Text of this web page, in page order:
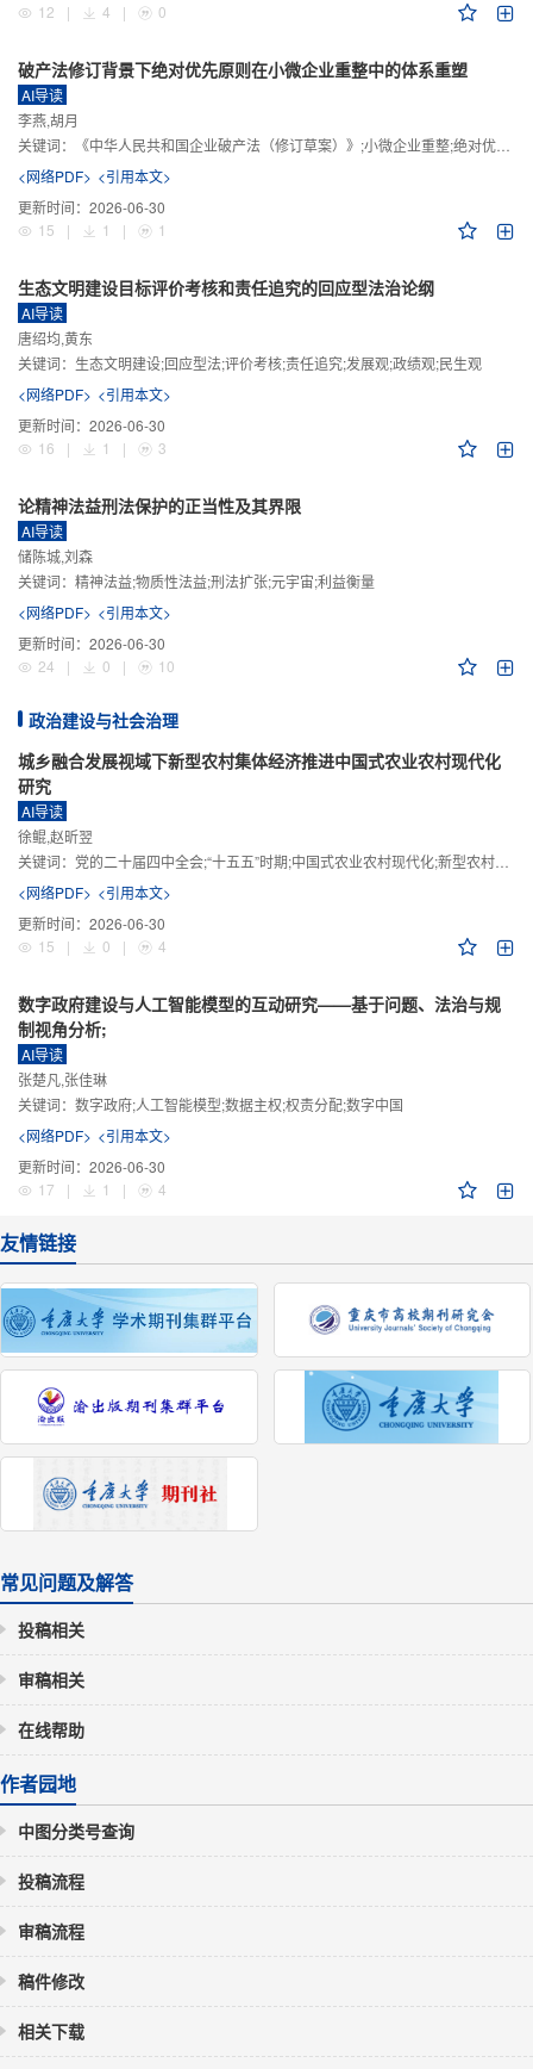
12
| 4 | 0
破产法修订背景下绝对优先原则在小微企业重整中的体系重塑
AI导读
李燕,胡月
关键词：
《中华人民共和国企业破产法（修订草案）》;小微企业重整;绝对优先原则;股东权益保留;预期可支配收入标准
<网络PDF> <引用本文>
更新时间： 2026-06-30
15
| 1 | 1
生态文明建设目标评价考核和责任追究的回应型法治论纲
AI导读
唐绍均,黄东
关键词： 生态文明建设;回应型法;评价考核;责任追究;发展观;政绩观;民生观
<网络PDF> <引用本文>
更新时间： 2026-06-30
16
| 1 | 3
论精神法益刑法保护的正当性及其界限
AI导读
储陈城,刘森
关键词： 精神法益;物质性法益;刑法扩张;元宇宙;利益衡量
<网络PDF> <引用本文>
更新时间： 2026-06-30
24
| 0 | 10
政治建设与社会治理
城乡融合发展视域下新型农村集体经济推进中国式农业农村现代化
研究
AI导读
徐鲲,赵昕翌
关键词： 党的二十届四中全会;“十五五”时期;中国式农业农村现代化;新型农村集体经济;城乡融合发展;新质生产力
<网络PDF> <引用本文>
更新时间： 2026-06-30
15
| 0 | 4
数字政府建设与人工智能模型的互动研究——基于问题、法治与规
制视角分析;
AI导读
张楚凡,张佳琳
关键词： 数字政府;人工智能模型;数据主权;权责分配;数字中国
<网络PDF> <引用本文>
更新时间： 2026-06-30
17
| 1 | 4
友情链接
常见问题及解答
投稿相关
审稿相关
在线帮助
作者园地
中图分类号查询
投稿流程
审稿流程
稿件修改
相关下载